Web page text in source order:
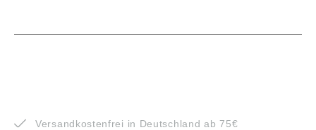
Versandkostenfrei in Deutschland ab 75€